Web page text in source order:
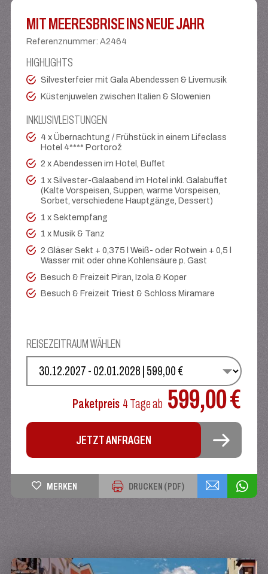
MIT MEERESBRISE INS NEUE JAHR
Referenznummer:A2464
HIGHLIGHTS
Silvesterfeier mit Gala Abendessen & Livemusik
Küstenjuwelen zwischen Italien & Slowenien
INKLUSIVLEISTUNGEN
4 x Übernachtung / Frühstück in einem Lifeclass
Hotel 4**** Portorož
2 x Abendessen im Hotel, Buffet
1 x Silvester-Galaabend im Hotel inkl. Galabuffet
(Kalte Vorspeisen, Suppen, warme Vorspeisen,
Sorbet, verschiedene Hauptgänge, Dessert)
1 x Sektempfang
1 x Musik & Tanz
2 Gläser Sekt + 0,375 l Weiß- oder Rotwein + 0,5 l
Wasser mit oder ohne Kohlensäure p. Gast
Besuch & Freizeit Piran, Izola & Koper
Besuch & Freizeit Triest & Schloss Miramare
REISEZEITRAUM WÄHLEN
WÄHLEN SIE IHREN TERMIN
Paketpreis 4 Tageab 599,00 €
JETZT ANFRAGEN
MERKEN DRUCKEN (PDF)